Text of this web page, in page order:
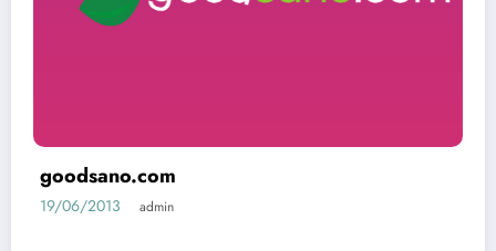
goodsano.com
19/06/2013 admin